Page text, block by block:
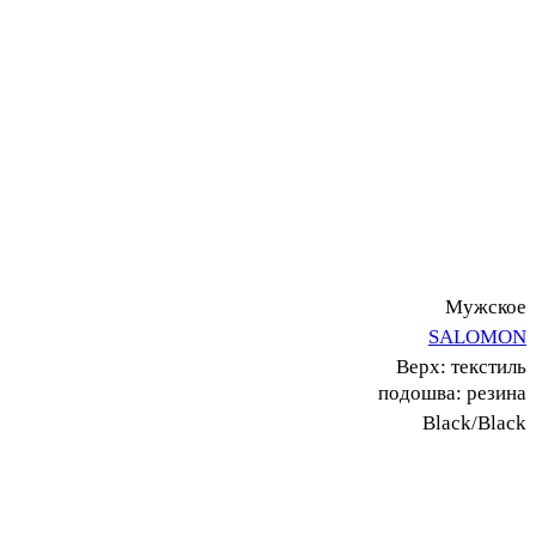
Мужское
SALOMON
Верх: текстиль
подошва: резина
Black/Black